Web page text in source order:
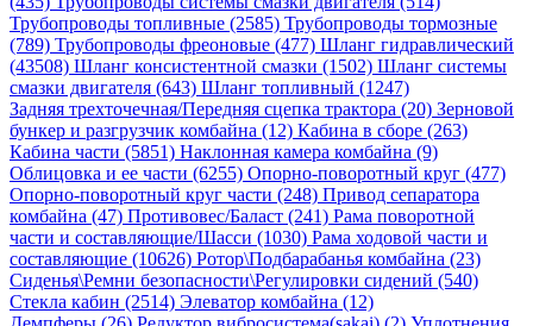
Трубопроводы топливные (2585) Трубопроводы тормозные
(789) Трубопроводы фреоновые (477) Шланг гидравлический
(43508) Шланг консистентной смазки (1502) Шланг системы
смазки двигателя (643) Шланг топливный (1247)
Задняя трехточечная/Передняя сцепка трактора (20) Зерновой
бункер и разгрузчик комбайна (12) Кабина в сборе (263)
Кабина части (5851) Наклонная камера комбайна (9)
Облицовка и ее части (6255) Опорно-поворотный круг (477)
Опорно-поворотный круг части (248) Привод сепаратора
комбайна (47) Противовес/Баласт (241) Рама поворотной
части и составляющие/Шасси (1030) Рама ходовой части и
составляющие (10626) Ротор\Подбарабанья комбайна (23)
Сиденья\Ремни безопасности\Регулировки сидений (540)
Стекла кабин (2514) Элеватор комбайна (12)